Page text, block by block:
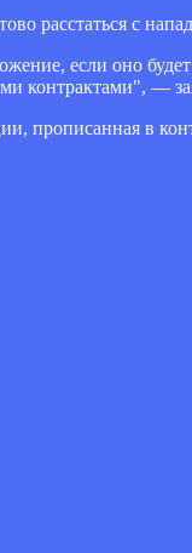
расстаться с
если оно
контрактами", —
прописанная в